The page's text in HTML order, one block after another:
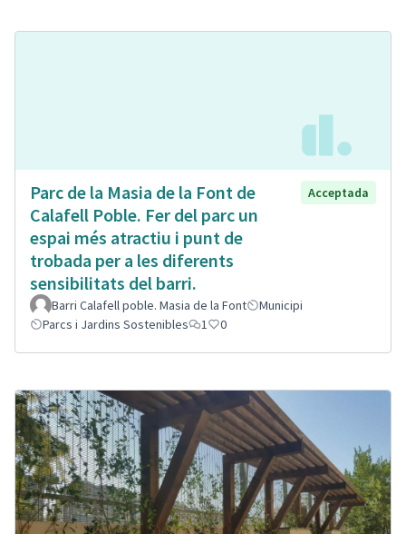
Parc de la Masia de la Font de
Calafell Poble. Fer del parc un
espai més atractiu i punt de
trobada per a les diferents
sensibilitats del barri.
Acceptada
Barri Calafell poble. Masia de la Font
Municipi
Parcs i Jardins Sostenibles
1 0